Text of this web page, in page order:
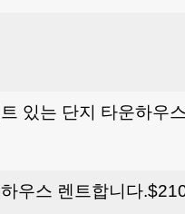
있는 단지 타운하우
우스 렌트합니다